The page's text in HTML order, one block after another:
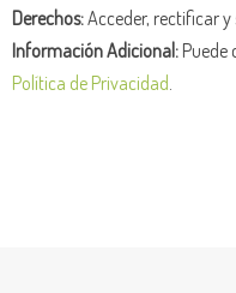
Derechos:Acceder, rectificar
Información Adicional:
Política de Privacidad.